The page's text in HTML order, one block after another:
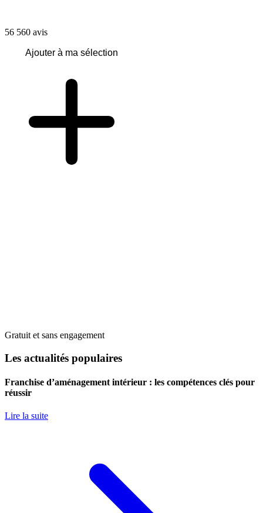
56 560 avis
Ajouter à ma sélection
Gratuit et sans engagement
Les actualités populaires
Franchise d’aménagement intérieur : les compétences clés pour
réussir
Lire la suite